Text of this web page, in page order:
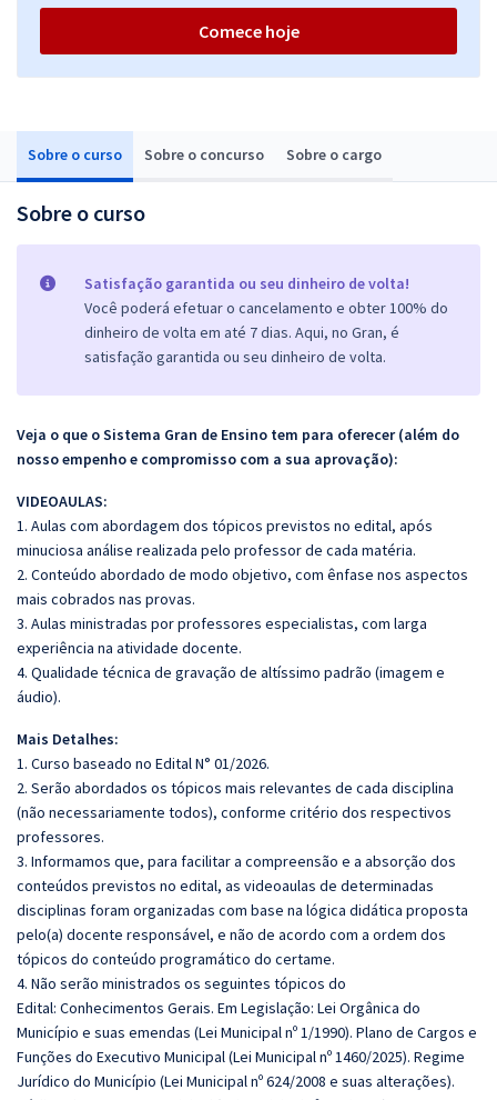
Sobre o curso Sobre o concurso Sobre o cargo
Sobre o curso
Satisfação garantida ou seu dinheiro de volta!
Você poderá efetuar o cancelamento e obter 100% do
dinheiro de volta em até 7 dias. Aqui, no Gran, é
satisfação garantida ou seu dinheiro de volta.
Veja o que o Sistema Gran de Ensino tem para oferecer (além do
nosso empenho e compromisso com a sua aprovação):
VIDEOAULAS:
1. Aulas com abordagem dos tópicos previstos no edital, após
minuciosa análise realizada pelo professor de cada matéria.
2. Conteúdo abordado de modo objetivo, com ênfase nos aspectos
mais cobrados nas provas.
3. Aulas ministradas por professores especialistas, com larga
experiência na atividade docente.
4. Qualidade técnica de gravação de altíssimo padrão (imagem e
áudio).
Mais Detalhes:
1. Curso baseado no Edital N° 01/2026.
2. Serão abordados os tópicos mais relevantes de cada disciplina
(não necessariamente todos), conforme critério dos respectivos
professores.
3. Informamos que, para facilitar a compreensão e a absorção dos
conteúdos previstos no edital, as videoaulas de determinadas
disciplinas foram organizadas com base na lógica didática proposta
pelo(a) docente responsável, e não de acordo com a ordem dos
tópicos do conteúdo programático do certame.
4. Não serão ministrados os seguintes tópicos do
Edital: Conhecimentos Gerais. Em Legislação: Lei Orgânica do
Município e suas emendas (Lei Municipal nº 1/1990). Plano de Cargos e
Funções do Executivo Municipal (Lei Municipal nº 1460/2025). Regime
Jurídico do Município (Lei Municipal nº 624/2008 e suas alterações).
Comece hoje